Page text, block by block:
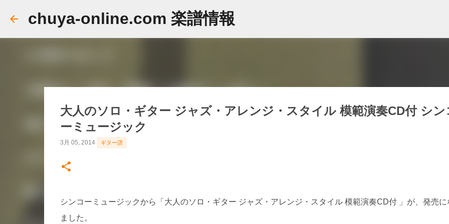
chuya-online.com 楽譜情報
大人のソロ・ギター ジャズ・アレンジ・スタイル 模範演奏CD付 シン
ーミュージック
3月 05, 2014 ギター譜
シンコーミュージックから「大人のソロ・ギター ジャズ・アレンジ・スタイル 模範演奏CD付 」が、発売に
ました。